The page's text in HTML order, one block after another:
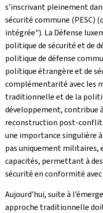
s’inscrivant pleinement
sécurité commune (PESC)
intégrée"). La Défense
politique de sécurité et de
politique de défense
politique étrangère et de
complémentarité avec les
traditionnelle et de la
développement, contribue
reconstruction post-conflit.
une importance singulière
pas uniquement militaires,
capacités, permettant à
sécurité en conformité avec
Aujourd’hui, suite à
approche traditionnelle